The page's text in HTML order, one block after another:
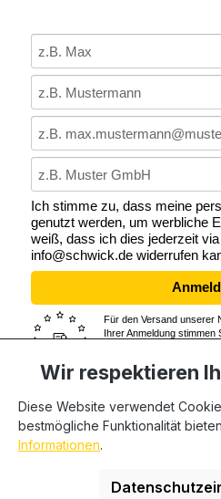
Ich stimme zu, dass meine
genutzt werden, um werbliche
weiß, dass ich dies jederzeit
info@schwick.de widerrufen
Für den Versand unserer
Ihrer Anmeldung
* Alle Preise exkl. gesetzl.
Versandkosten
private Endverbraucher
Wir respektieren
Diese Website verwendet
bestmögliche Funktionalität
Informationen.